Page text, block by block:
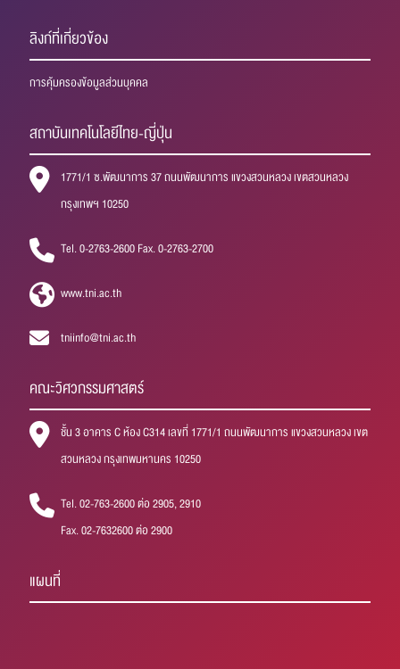
ลิงก์ที่เกี่ยวข้อง
การคุ้มครองข้อมูลส่วนบุคคล
สถาบันเทคโนโลยีไทย-ญี่ปุ่น
1771/1 ซ.พัฒนาการ 37 ถนนพัฒนาการ แขวงสวนหลวง เขตสวนหลวง
กรุงเทพฯ 10250
Tel. 0-2763-2600 Fax. 0-2763-2700
www.tni.ac.th
tniinfo@tni.ac.th
คณะวิศวกรรมศาสตร์
ชั้น 3 อาคาร C ห้อง C314 เลขที่ 1771/1 ถนนพัฒนาการ แขวงสวนหลวง เขต
สวนหลวง กรุงเทพมหานคร 10250
Tel. 02-763-2600 ต่อ 2905, 2910
Fax. 02-7632600 ต่อ 2900
แผนที่